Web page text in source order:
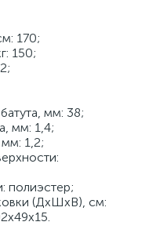
170;
150;
мм: 38;
мм: 1,4;
мм: 1,2;
полиэстер;
(ДхШхВ), см: